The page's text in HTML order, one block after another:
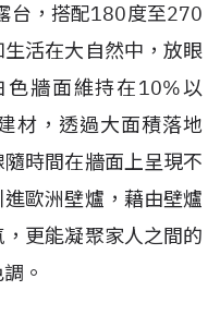
台，搭配180度至270
活在大自然中，放眼
牆面維持在10%以
材，透過大面積落地
時間在牆面上呈現不
歐洲壁爐，藉由壁爐
更能凝聚家人之間的
。